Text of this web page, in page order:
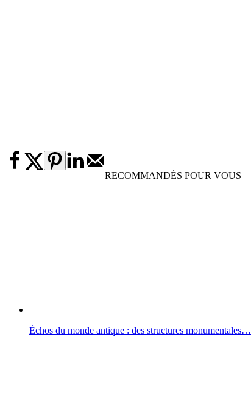
RECOMMANDÉS POUR VOUS
Échos du monde antique : des structures monumentales…